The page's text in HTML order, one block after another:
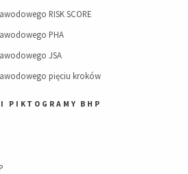
RISK SCORE
PHA
JSA
pięciu kroków
PIKTOGRAMY BHP